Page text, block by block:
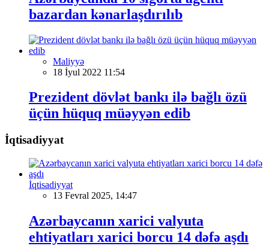
bazardan kənarlaşdırılıb
Maliyyə
18 İyul 2022 11:54
Prezident dövlət bankı ilə bağlı özü
üçün hüquq müəyyən edib
İqtisadiyyat
İqtisadiyyat
13 Fevral 2025, 14:47
Azərbaycanın xarici valyuta
ehtiyatları xarici borcu 14 dəfə aşdı